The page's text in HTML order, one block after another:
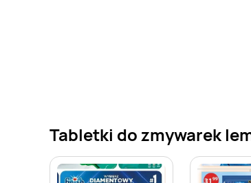
Tabletki do zmywarek